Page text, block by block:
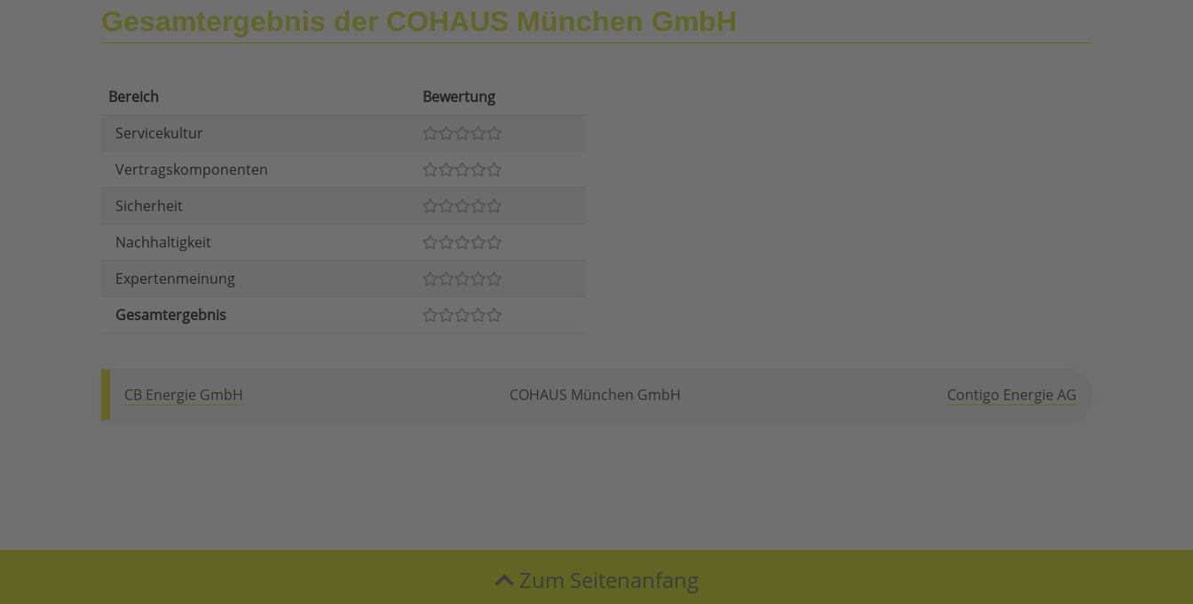
Gesamtergebnis der COHAUS München GmbH
Bereich
Bewertung
Servicekultur
Vertragskomponenten
Sicherheit
Nachhaltigkeit
Expertenmeinung
Gesamtergebnis
CB Energie GmbH COHAUS München GmbH Contigo Energie AG
Zum Seitenanfang